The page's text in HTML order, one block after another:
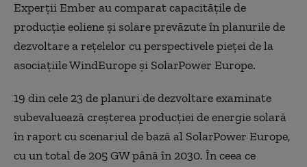
Experții Ember au comparat capacitățile de
producție eoliene și solare prevăzute în planurile de
dezvoltare a rețelelor cu perspectivele pieței de la
asociațiile WindEurope și SolarPower Europe.
19 din cele 23 de planuri de dezvoltare examinate
subevaluează creșterea producției de energie solară
în raport cu scenariul de bază al SolarPower Europe,
cu un total de 205 GW până în 2030. În ceea ce